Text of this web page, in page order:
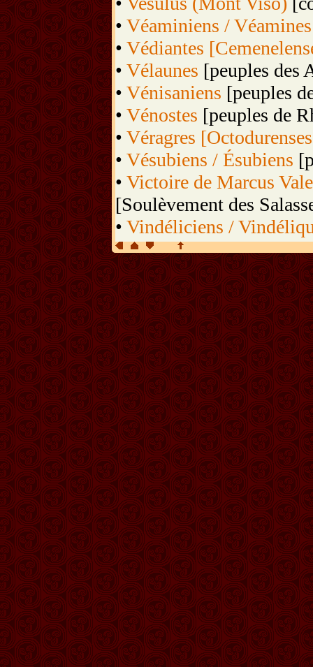
• Véaminiens / Véamines
• Védiantes
• Vélaunes [peuples des
• Vénisaniens [peuples
• Vénostes [peuples de
• Véragres
• Vésubiens / Ésubiens
• Victoire de Marcus
[Soulèvement des
• Vindéliciens /